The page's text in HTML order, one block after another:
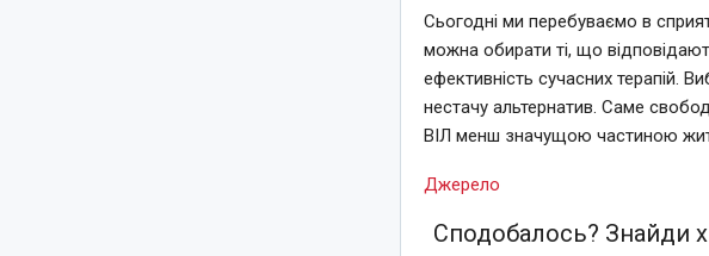
Сьогодні ми перебуваємо в
можна обирати ті, що
ефективність сучасних терапій.
нестачу альтернатив. Саме
ВІЛ менш значущою частиною
Джерело
Сподобалось? Знайди